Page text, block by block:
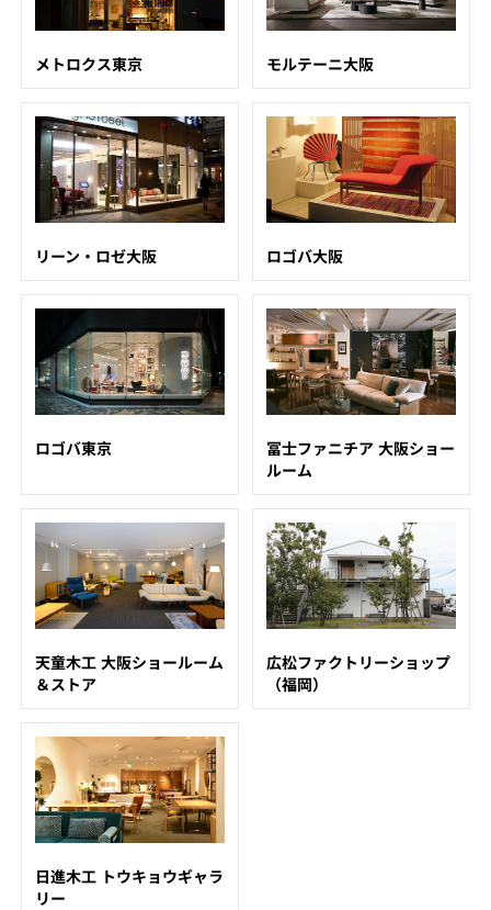
メトロクス東京 モルテーニ大阪
リーン・ロゼ大阪 ロゴバ大阪
ロゴバ東京
冨士ファニチア 大阪ショー
ルーム
天童木工 大阪ショールーム
＆ストア
広松ファクトリーショップ
（福岡）
日進木工 トウキョウギャラ
リー